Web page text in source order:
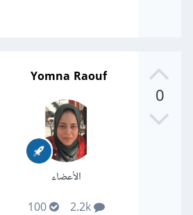
0
Yomna Raouf
الأعضاء
2.2k
100